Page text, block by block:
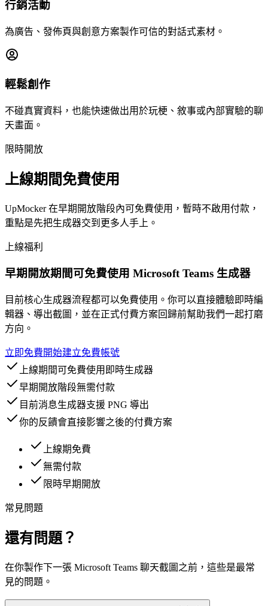
行銷活動
為廣告、發佈頁與創意方案製作可信的對話式素材。
輕鬆創作
不碰真實資料，也能快速做出用於玩梗、敘事或內部實驗的聊
天畫面。
限時開放
上線期間免費使用
UpMocker 在早期開放階段內可免費使用，暫時不啟用付款，
重點是先把生成器交到更多人手上。
上線福利
早期開放期間可免費使用 Microsoft Teams 生成器
目前核心生成器流程都可以免費使用。你可以直接體驗即時編
輯器、導出截圖，並在正式付費方案回歸前幫助我們一起打磨
方向。
立即免費開始建立免費帳號
上線期間可免費使用即時生成器
早期開放階段無需付款
目前消息生成器支援 PNG 導出
你的反饋會直接影響之後的付費方案
上線期免費
無需付款
限時早期開放
常見問題
還有問題？
在你製作下一張 Microsoft Teams 聊天截圖之前，這些是最常
見的問題。